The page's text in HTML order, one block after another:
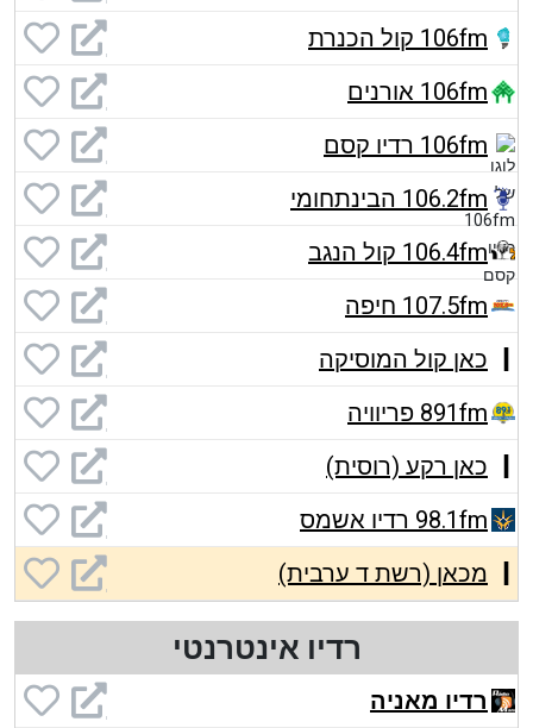
106fm קול הכנרת
106fm אורנים
106fm רדיו קסם
106.2fm הבינתחומי
106.4fm קול הנגב
107.5fm חיפה
כאן קול המוסיקה
891fm פריוויה
כאן רקע (רוסית)
98.1fm רדיו אשמס
מכאן (רשת ד ערבית)
רדיו אינטרנטי
רדיו מאניה